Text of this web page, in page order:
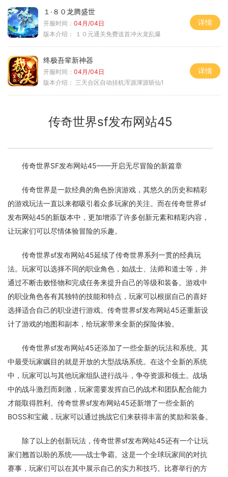
１·８０龙腾盛世
开服时间： 04月/04日
版本介绍：
１０元通关免费送首冲火龙乱爆
详情
终极吾辈新神器
开服时间： 04月/04日
版本介绍： 三天合区自动挂机浑源渾源斩仙1
详情
传奇世界sf发布网站45
传奇世界SF发布网站45——开启无尽冒险的新篇章
传奇世界是一款经典的角色扮演游戏，其悠久的历史和精彩
的游戏玩法一直以来都吸引着众多玩家的关注。而在传奇世界sf
发布网站45的新版本中，更加增添了许多创新元素和精彩内容，
让玩家们可以尽情体验冒险的乐趣。
传奇世界sf发布网站45延续了传奇世界系列一贯的经典玩
法。玩家可以选择不同的职业角色，如战士、法师和道士等，并
通过不断击败怪物和完成任务来提升自己的等级和装备。游戏中
的职业角色各有其独特的技能和特点，玩家可以根据自己的喜好
选择适合自己的职业进行游戏。传奇世界sf发布网站45还重新设
计了游戏的地图和副本，给玩家带来全新的探险体验。
传奇世界sf发布网站45还添加了一些全新的玩法和系统。其
中最受玩家瞩目的就是开放的大型战场系统。在这个全新的系统
中，玩家可以与其他玩家组队进行战斗，争夺资源和领土。战场
中的战斗激烈而刺激，玩家需要发挥自己的战术和团队配合能力
才能取得胜利。传奇世界sf发布网站45还新增了一些全新的
BOSS和宝藏，玩家可以通过挑战它们来获得丰富的奖励和装备。
除了以上的创新玩法，传奇世界sf发布网站45还有一个让玩
家们翘首以盼的系统——战士争霸。这是一个全球玩家间的对抗
赛事，玩家们可以在其中展示自己的实力和技巧。比赛举行的方